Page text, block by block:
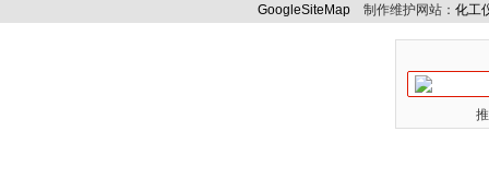
GoogleSiteMap 制作维护网站： 化工